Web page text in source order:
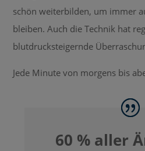
schön weiterbilden, um immer
bleiben. Auch die Technik hat
blutdrucksteigernde
Jede Minute von morgens bis
60 % aller